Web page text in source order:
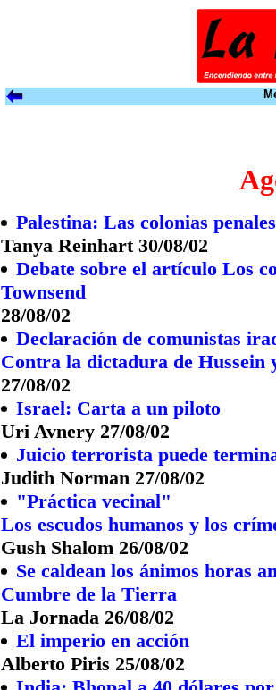
Palestina: Las colonias penales
Tanya Reinhart 30/08/02
Debate sobre el artículo Los
Townsend
28/08/02
Declaración de comunistas
Contra la dictadura de Hussein
27/08/02
Israel: Carta a un piloto
Uri Avnery 27/08/02
Juicio terrorista puede
Judith Norman 27/08/02
"Práctica vecinal"
Los escudos humanos y los
Gush Shalom 26/08/02
Se caldean los ánimos horas
Cumbre de la Tierra
La Jornada 26/08/02
El imperio en acción
Alberto Piris 25/08/02